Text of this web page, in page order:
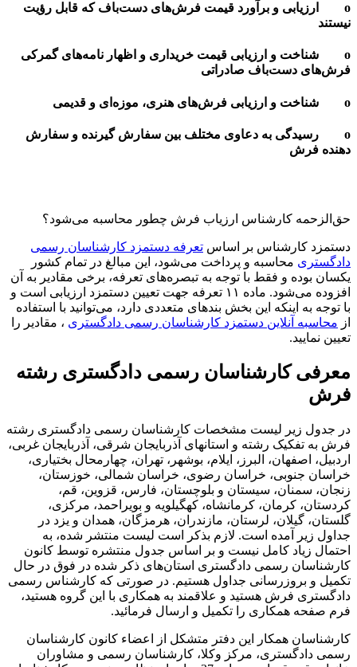
o ارزیابی و برآورد قیمت فرش‌‌های دست‌‌باف که قابل رؤیت
نیستند
o شناخت و ارزیابی قیمت خریداری و اظهار نامه‌‌های گمرکی
فرش‌‌های دست‌‌باف صادراتی
o شناخت و ارزیابی فرش‌‌های هنری، موزه‌‌ای و قدیمی
o رسیدگی به دعاوی مختلف بین سفارش گیرنده و سفارش
دهنده فرش
حق‌الزحمه کارشناس ارزیاب فرش چطور محاسبه می‌شود؟
دستمزد کارشناس بر اساس تعرفه دستمزد کارشناسان رسمی
دادگستری محاسبه و پرداخت می‌شود، این مبالغ در تمام کشور
یکسان بوده و فقط با توجه به تبصره‌های تعرفه، برخی مقادیر به آن
افزوده می‌شود. ماده ۱۱ تعرفه جهت تعیین دستمزد ارزیابی است و
با توجه به اینکه این بخش بندهای متعددی دارد، می‌توانید با استفاده
از محاسبه آنلاین دستمزد کارشناسان رسمی دادگستری ، مقادیر را
تعیین نمایید.
معرفی کارشناسان رسمی دادگستری رشته
فرش
در جدول زیر لیست مشخصات کارشناسان رسمی دادگستری رشته
فرش به تفکیک رشته و استانهای آذربایجان شرقی، آذربایجان غربی،
اردبیل، اصفهان، البرز، ایلام، بوشهر، تهران، چهارمحال بختیاری،
خراسان جنوبی، خراسان رضوی، خراسان شمالی، خوزستان،
زنجان، سمنان، سیستان و بلوچستان، فارس، قزوین، قم،
کردستان، کرمان، کرمانشاه، کهگیلویه و بویراحمد، مرکزی،
گلستان، گیلان، لرستان، مازندران، هرمزگان، همدان و یزد در
جداول زیر آمده است. لازم بذکر است لیست منتشر شده، به
احتمال زیاد کامل نیست و بر اساس جدول منتشره توسط کانون
کارشناسان رسمی دادگستری استان‌های ذکر شده در فوق در حال
تکمیل و بروزرسانی جداول هستیم. در صورتی که کارشناس رسمی
دادگستری فرش هستید و علاقمند به همکاری با این گروه هستید،
فرم صفحه همکاری را تکمیل و ارسال فرمائید.
کارشناسان همکار این دفتر متشکل از اعضاء کانون کارشناسان
رسمی دادگستری، مرکز وکلا، کارشناسان رسمی و مشاوران